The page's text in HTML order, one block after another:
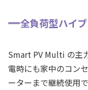
全負荷型ハイ
Smart PV Multi の主
電時にも家中のコン
ーターまで継続使用